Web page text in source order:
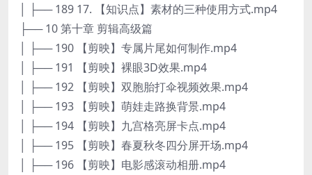
│ ├── 189 17. 【知识点】素材的三种使用方式.mp4
├── 10 第十章 剪辑高级篇
│ ├── 190 【剪映】专属片尾如何制作.mp4
│ ├── 191 【剪映】裸眼3D效果.mp4
│ ├── 192 【剪映】双胞胎打伞视频效果.mp4
│ ├── 193 【剪映】萌娃走路换背景.mp4
│ ├── 194 【剪映】九宫格亮屏卡点.mp4
│ ├── 195 【剪映】春夏秋冬四分屏开场.mp4
│ ├── 196 【剪映】电影感滚动相册.mp4